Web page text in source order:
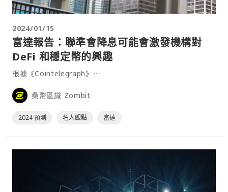
2024/01/15
富達報告：聯準會降息可能會激發機構對
DeFi 和穩定幣的興趣
根據《Cointelegraph》⋯
桑幣區識 Zombit
2024 預測 名人觀點 富達